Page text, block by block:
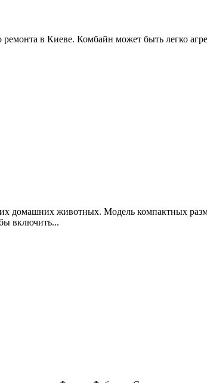
в Киеве. Комбайн может быть легко
домашних животных. Модель компактных
включить...